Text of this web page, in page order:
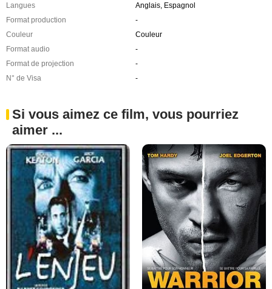
Langues
Anglais, Espagnol
Format production
-
Couleur
Couleur
Format audio
-
Format de projection
-
N° de Visa
-
Si vous aimez ce film, vous pourriez
aimer ...